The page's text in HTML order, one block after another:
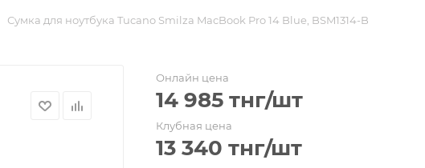
Сумка для ноутбука Tucano Smilza MacBook Pro 14 Blue, BSM1314-B
Онлайн цена
14 985 тнг/шт
Клубная цена
13 340 тнг/шт